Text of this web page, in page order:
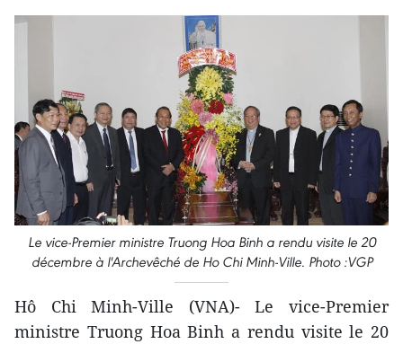
Le vice-Premier ministre Truong Hoa Binh a rendu visite le 20
décembre à l'Archevêché de Ho Chi Minh-Ville. Photo :VGP
Hô Chi Minh-Ville (VNA)- Le vice-Premier
ministre Truong Hoa Binh a rendu visite le 20